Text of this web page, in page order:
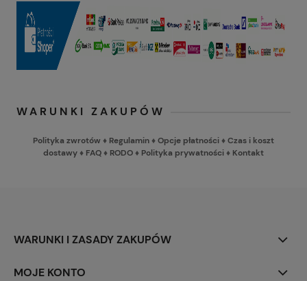
WARUNKI ZAKUPÓW
Polityka zwrotów ♦ Regulamin♦Opcje płatności♦Czas i koszt
dostawy♦ FAQ♦ RODO♦ Polityka prywatności♦ Kontakt
WARUNKI I ZASADY ZAKUPÓW
MOJE KONTO